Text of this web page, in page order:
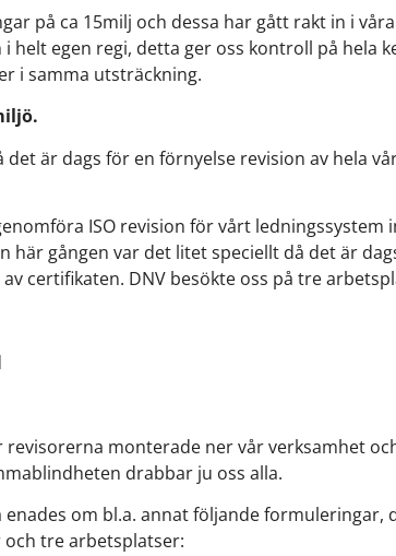
på ca 15milj och dessa har gått rakt in i
helt egen regi, detta ger oss kontroll på hela
i samma utsträckning.
är dags för en förnyelse revision av hela
ISO revision för vårt ledningssystem
här gången var det litet speciellt då det är
certifikaten. DNV besökte oss på tre
revisorerna monterade ner vår verksamhet
drabbar ju oss alla.
om bl.a. annat följande formuleringar,
tre arbetsplatser: